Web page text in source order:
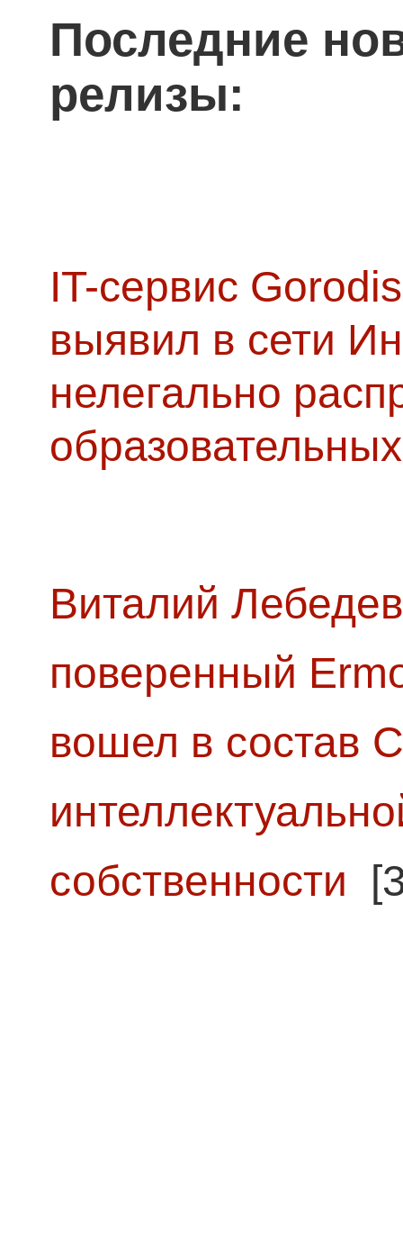
Последние
релизы:
IT-сервис
выявил в сети
нелегально
Виталий
поверенный
вошел в состав
собственности